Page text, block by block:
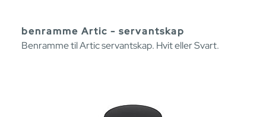
benramme Artic - servantskap
Benramme til Artic servantskap. Hvit eller Svart.